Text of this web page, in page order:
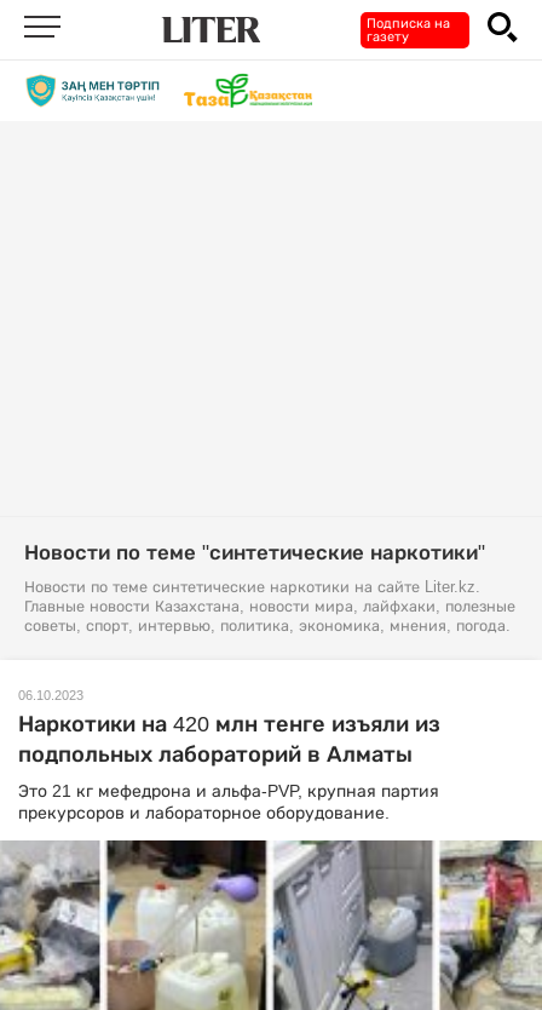
Подписка на
газету
Новости по теме "синтетические наркотики"
Новости по теме синтетические наркотики на сайте Liter.kz.
Главные новости Казахстана, новости мира, лайфхаки, полезные
советы, спорт, интервью, политика, экономика, мнения, погода.
06.10.2023
Наркотики на 420 млн тенге изъяли из
подпольных лабораторий в Алматы
Это 21 кг мефедрона и альфа-PVP, крупная партия
прекурсоров и лабораторное оборудование.